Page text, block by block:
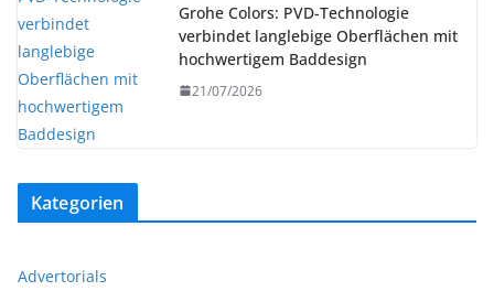
Grohe Colors: PVD-Technologie
verbindet langlebige Oberflächen mit
hochwertigem Baddesign
21/07/2026
Kategorien
Advertorials